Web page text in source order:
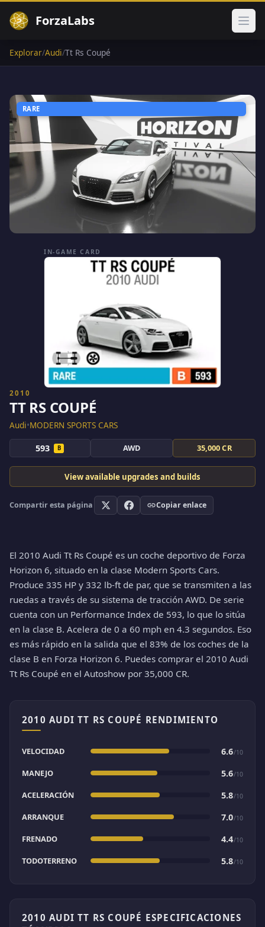
ForzaLabs
Explorar/Audi/Tt Rs Coupé
RARE
IN-GAME CARD
2010
TT RS COUPÉ
Audi•MODERN SPORTS CARS
593 B AWD 35,000 CR
View available upgrades and builds
Compartir esta página Copiar enlace
El 2010 Audi Tt Rs Coupé es un coche deportivo de Forza
Horizon 6, situado en la clase Modern Sports Cars.
Produce 335 HP y 332 lb-ft de par, que se transmiten a las
ruedas a través de su sistema de tracción AWD. De serie
cuenta con un Performance Index de 593, lo que lo sitúa
en la clase B. Acelera de 0 a 60 mph en 4.3 segundos. Eso
es más rápido en la salida que el 83% de los coches de la
clase B en Forza Horizon 6. Puedes comprar el 2010 Audi
Tt Rs Coupé en el Autoshow por 35,000 CR.
2010 AUDI TT RS COUPÉ RENDIMIENTO
VELOCIDAD 6.6/10
MANEJO 5.6/10
ACELERACIÓN 5.8/10
ARRANQUE 7.0/10
FRENADO 4.4/10
TODOTERRENO 5.8/10
2010 AUDI TT RS COUPÉ ESPECIFICACIONES